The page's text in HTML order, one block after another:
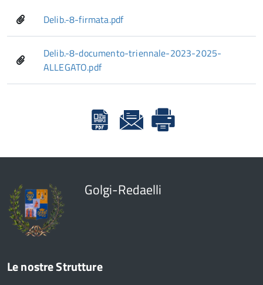
Delib.-8-firmata.pdf
Delib.-8-documento-triennale-2023-2025-
ALLEGATO.pdf
Golgi-Redaelli
Le nostre Strutture